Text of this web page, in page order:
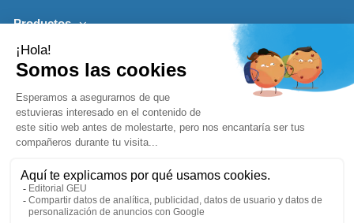
Añadir a la cesta
Productos
Lo más leído
Síguenos